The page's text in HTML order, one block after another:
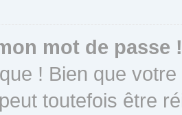
mot de passe !
! Bien que
toutefois être